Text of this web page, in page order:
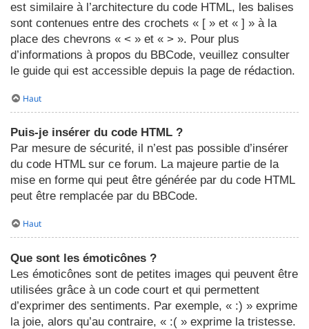
est similaire à l’architecture du code HTML, les balises
sont contenues entre des crochets « [ » et « ] » à la
place des chevrons « < » et « > ». Pour plus
d’informations à propos du BBCode, veuillez consulter
le guide qui est accessible depuis la page de rédaction.
Haut
Puis-je insérer du code HTML ?
Par mesure de sécurité, il n’est pas possible d’insérer
du code HTML sur ce forum. La majeure partie de la
mise en forme qui peut être générée par du code HTML
peut être remplacée par du BBCode.
Haut
Que sont les émoticônes ?
Les émoticônes sont de petites images qui peuvent être
utilisées grâce à un code court et qui permettent
d’exprimer des sentiments. Par exemple, « :) » exprime
la joie, alors qu’au contraire, « :( » exprime la tristesse.